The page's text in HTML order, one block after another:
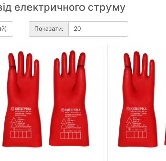
електричного струму
Показати: